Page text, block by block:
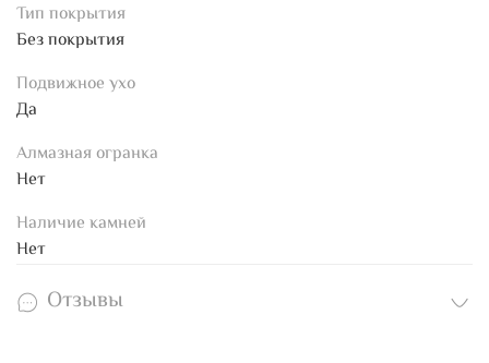
Тип покрытия
Без покрытия
Подвижное ухо
Да
Алмазная огранка
Нет
Наличие камней
Нет
Отзывы